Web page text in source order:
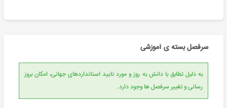
سرفصل بسته ی آموزشی
به دلیل تطابق با دانش به روز و مورد تایید استانداردهای جهانی، امکان بروز
رسانی و تغییر سرفصل ها وجود دارد.